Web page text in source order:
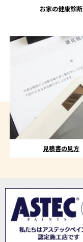
お家の健康診断
見積書の見方